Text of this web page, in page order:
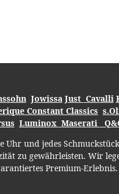
Jowissa Just Cavalli
Constant Classics
Luminox Maserati
und jedes
zu gewährleisten. Wir
Premium-Erlebnis.